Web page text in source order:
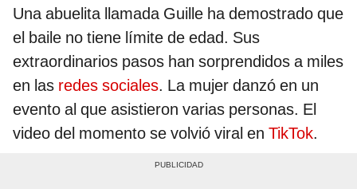
Una abuelita llamada Guille ha demostrado que
el baile no tiene límite de edad. Sus
extraordinarios pasos han sorprendidos a miles
en las redes sociales. La mujer danzó en un
evento al que asistieron varias personas. El
video del momento se volvió viral en TikTok.